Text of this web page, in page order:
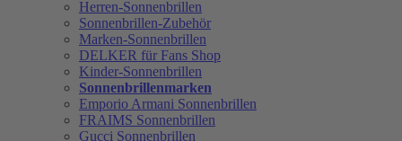
Herren-Sonnenbrillen
Sonnenbrillen-Zubehör
Marken-Sonnenbrillen
DELKER für Fans Shop
Kinder-Sonnenbrillen
Sonnenbrillenmarken
Emporio Armani Sonnenbrillen
FRAIMS Sonnenbrillen
Gucci Sonnenbrillen